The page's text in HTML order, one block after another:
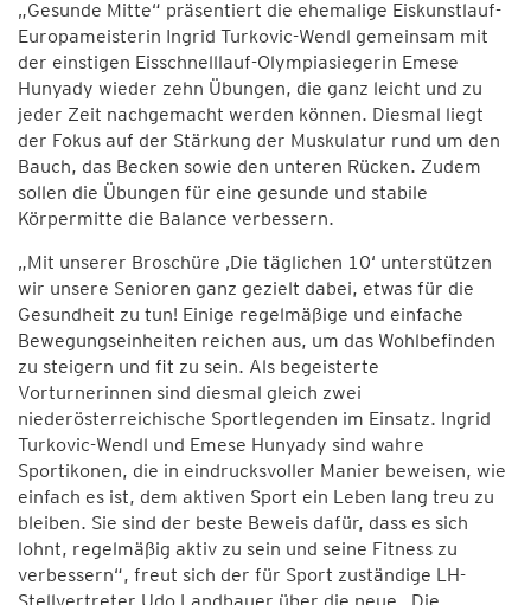
„Gesunde Mitte“ präsentiert die ehemalige Eiskunstlauf-
Europameisterin Ingrid Turkovic-Wendl gemeinsam mit
der einstigen Eisschnelllauf-Olympiasiegerin Emese
Hunyady wieder zehn Übungen, die ganz leicht und zu
jeder Zeit nachgemacht werden können. Diesmal liegt
der Fokus auf der Stärkung der Muskulatur rund um den
Bauch, das Becken sowie den unteren Rücken. Zudem
sollen die Übungen für eine gesunde und stabile
Körpermitte die Balance verbessern.
„Mit unserer Broschüre ‚Die täglichen 10‘ unterstützen
wir unsere Senioren ganz gezielt dabei, etwas für die
Gesundheit zu tun! Einige regelmäßige und einfache
Bewegungseinheiten reichen aus, um das Wohlbefinden
zu steigern und fit zu sein. Als begeisterte
Vorturnerinnen sind diesmal gleich zwei
niederösterreichische Sportlegenden im Einsatz. Ingrid
Turkovic-Wendl und Emese Hunyady sind wahre
Sportikonen, die in eindrucksvoller Manier beweisen, wie
einfach es ist, dem aktiven Sport ein Leben lang treu zu
bleiben. Sie sind der beste Beweis dafür, dass es sich
lohnt, regelmäßig aktiv zu sein und seine Fitness zu
verbessern“, freut sich der für Sport zuständige LH-